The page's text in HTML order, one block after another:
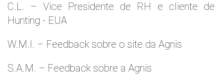
C.L. – Vice Presidente de RH e cliente de
Hunting - EUA
W.M.l. – Feedback sobre o site da Agnis
S.A.M. – Feedback sobre a Agnis